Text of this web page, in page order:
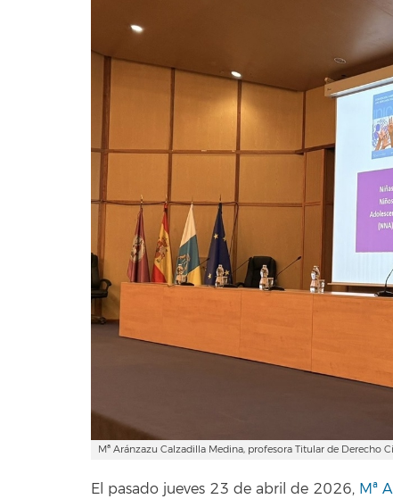
Mª Aránzazu Calzadilla Medina, profesora Titular de Derecho
El pasado jueves 23 de abril de 2026, Mª